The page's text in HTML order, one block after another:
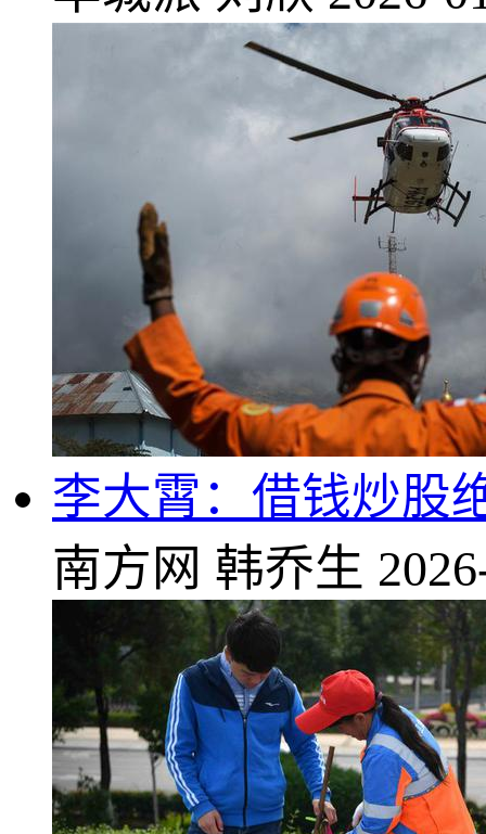
李大霄：借钱炒股
南方网 韩乔生